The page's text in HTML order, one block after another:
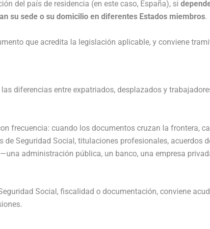
del país de residencia (en este caso, España), si
su sede o su domicilio en diferentes Estados miembros.
que acredita la legislación aplicable, y conviene
diferencias entre expatriados, desplazados y
frecuencia: cuando los documentos cruzan la frontera,
Seguridad Social, titulaciones profesionales, acuerdos
administración pública, un banco, una empresa
Social, fiscalidad o documentación, conviene